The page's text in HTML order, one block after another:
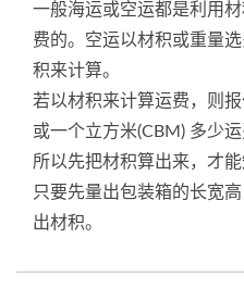
一般海运或空运都是利用
费的。空运以材积或重量
积来计算。
若以材积来计算运费，则
或一个立方米(CBM) 多少运
所以先把材积算出来，才能
只要先量出包装箱的长宽
出材积。